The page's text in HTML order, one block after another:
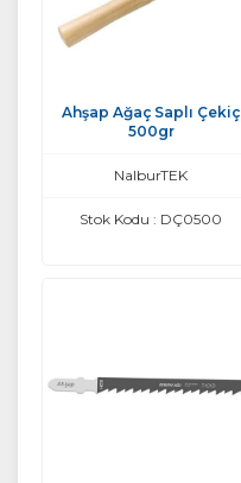
Ahşap Ağaç Saplı Çekiç
500gr
NalburTEK
Stok Kodu : DÇ0500